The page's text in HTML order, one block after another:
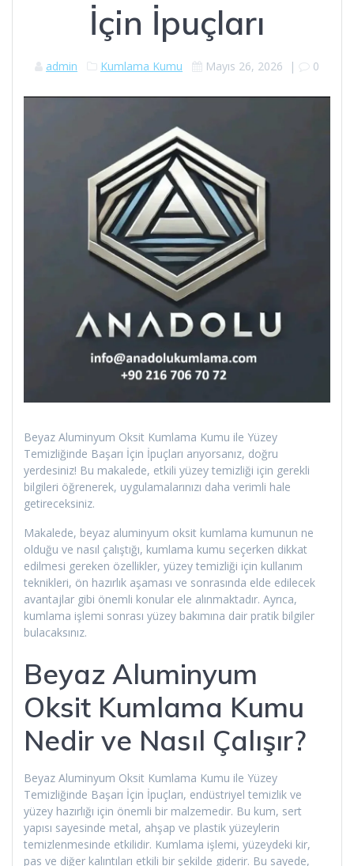
İçin İpuçları
admin Kumlama Kumu Mayıs 26, 2026 | 0
Beyaz Aluminyum Oksit Kumlama Kumu ile Yüzey
Temizliğinde Başarı İçin İpuçları arıyorsanız, doğru
yerdesiniz! Bu makalede, etkili yüzey temizliği için gerekli
bilgileri öğrenerek, uygulamalarınızı daha verimli hale
getireceksiniz.
Makalede, beyaz aluminyum oksit kumlama kumunun ne
olduğu ve nasıl çalıştığı, kumlama kumu seçerken dikkat
edilmesi gereken özellikler, yüzey temizliği için kullanım
teknikleri, ön hazırlık aşaması ve sonrasında elde edilecek
avantajlar gibi önemli konular ele alınmaktadır. Ayrıca,
kumlama işlemi sonrası yüzey bakımına dair pratik bilgiler
bulacaksınız.
Beyaz Aluminyum
Oksit Kumlama Kumu
Nedir ve Nasıl Çalışır?
Beyaz Aluminyum Oksit Kumlama Kumu ile Yüzey
Temizliğinde Başarı İçin İpuçları, endüstriyel temizlik ve
yüzey hazırlığı için önemli bir malzemedir. Bu kum, sert
yapısı sayesinde metal, ahşap ve plastik yüzeylerin
temizlenmesinde etkilidir. Kumlama işlemi, yüzeydeki kir,
pas ve diğer kalıntıları etkili bir şekilde giderir. Bu sayede,